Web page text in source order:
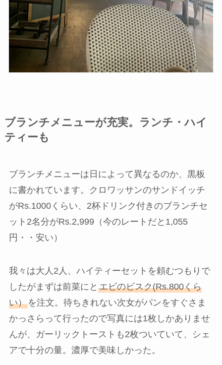
ブランチメニューが充実。ランチ・ハイ
ティーも
ブランチメニューは日によって異なるのか、黒板
に書かれています。クロワッサンのサンドイッチ
がRs.1000くらい、2杯ドリンク付きのブランチセ
ット2名分がRs.2,999（今のレートだと1,055
円・・安い）
我々は大人2人、ハイティーセットを頼むつもりで
したがまずは前菜にと エビのビスク(Rs.800くら
い）を注文。待ちきれない次女がパンをすぐさま
かっさらって行ったので写真には1枚しかありませ
んが、ガーリックトーストも2枚ついていて、シェ
アで十分の量。濃厚で美味しかった。